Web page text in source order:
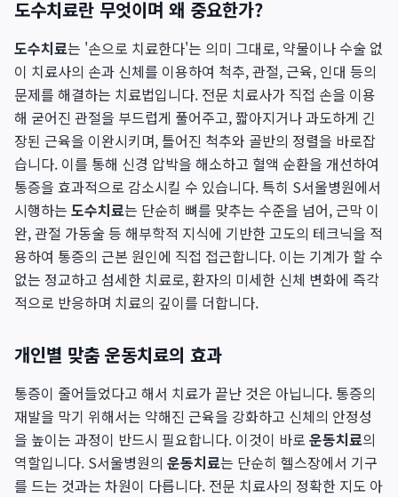
도수치료란 무엇이며 왜 중요한가?
도수치료는 '손으로 치료한다'는 의미 그대로, 약물이나 수술 없
이 치료사의 손과 신체를 이용하여 척추, 관절, 근육, 인대 등의
문제를 해결하는 치료법입니다. 전문 치료사가 직접 손을 이용
해 굳어진 관절을 부드럽게 풀어주고, 짧아지거나 과도하게 긴
장된 근육을 이완시키며, 틀어진 척추와 골반의 정렬을 바로잡
습니다. 이를 통해 신경 압박을 해소하고 혈액 순환을 개선하여
통증을 효과적으로 감소시킬 수 있습니다. 특히 S서울병원에서
시행하는 도수치료는 단순히 뼈를 맞추는 수준을 넘어, 근막 이
완, 관절 가동술 등 해부학적 지식에 기반한 고도의 테크닉을 적
용하여 통증의 근본 원인에 직접 접근합니다. 이는 기계가 할 수
없는 정교하고 섬세한 치료로, 환자의 미세한 신체 변화에 즉각
적으로 반응하며 치료의 깊이를 더합니다.
개인별 맞춤 운동치료의 효과
통증이 줄어들었다고 해서 치료가 끝난 것은 아닙니다. 통증의
재발을 막기 위해서는 약해진 근육을 강화하고 신체의 안정성
을 높이는 과정이 반드시 필요합니다. 이것이 바로 운동치료의
역할입니다. S서울병원의 운동치료는 단순히 헬스장에서 기구
를 드는 것과는 차원이 다릅니다. 전문 치료사의 정확한 지도 아